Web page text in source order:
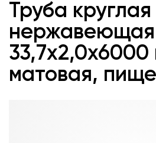
Труба круглая
нержавеющая
33,7х2,0х6000
матовая,